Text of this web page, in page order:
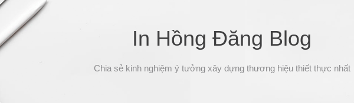
In Hồng Đăng Blog
Chia sẻ kinh nghiệm ý tưởng xây dựng thương hiệu thiết thực nhất